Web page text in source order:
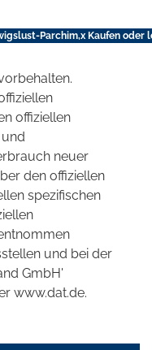
Parchim,x Kaufen oder
offiziellen
neuer
den offiziellen
spezifischen
und bei der
GmbH'
www.dat.de.